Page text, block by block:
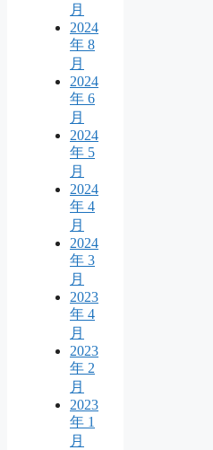
月
2024
年 8
月
2024
年 6
月
2024
年 5
月
2024
年 4
月
2024
年 3
月
2023
年 4
月
2023
年 2
月
2023
年 1
月